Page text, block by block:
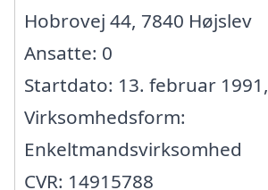
Hobrovej 44, 7840 Højslev
Ansatte: 0
Startdato: 13. februar 1991,
Virksomhedsform:
Enkeltmandsvirksomhed
CVR: 14915788